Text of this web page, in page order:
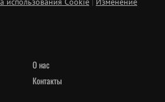
О нас
Контакты